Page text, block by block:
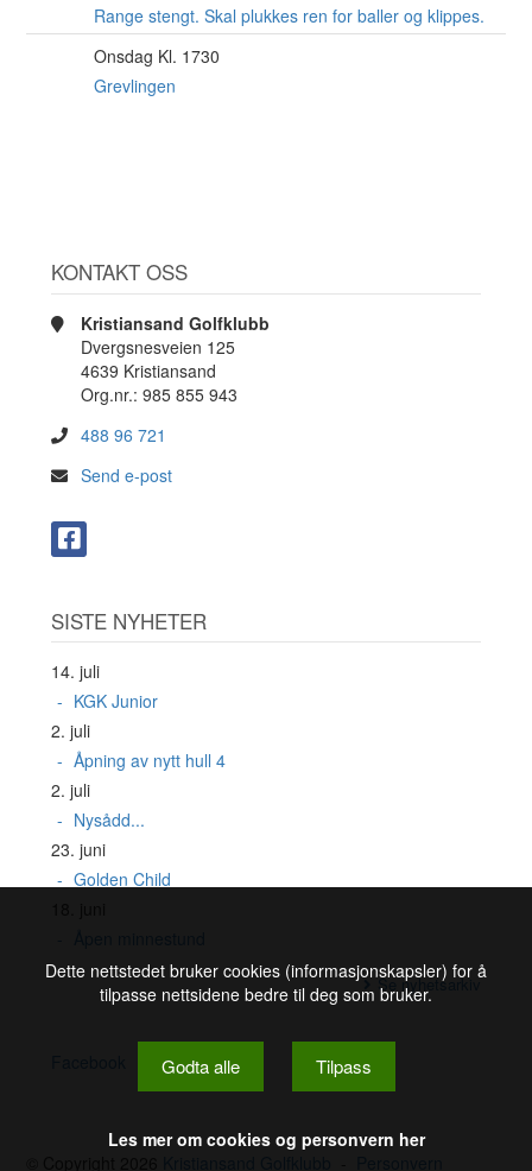
Range stengt. Skal plukkes ren for baller og klippes.
Onsdag Kl. 1730
Grevlingen
KONTAKT OSS
Kristiansand Golfklubb
Dvergsnesveien 125
4639 Kristiansand
Org.nr.: 985 855 943
488 96 721
Send e-post
SISTE NYHETER
14. juli
KGK Junior
2. juli
Åpning av nytt hull 4
2. juli
Nysådd...
23. juni
Golden Child
Se nyhetsarkiv
Dette nettstedet bruker cookies (informasjonskapsler) for å
tilpasse nettsidene bedre til deg som bruker.
Godta alle Tilpass
Les mer om cookies og personvern her